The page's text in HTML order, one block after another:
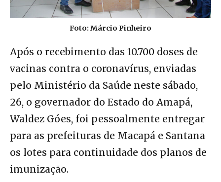
Foto: Márcio Pinheiro
Após o recebimento das 10.700 doses de
vacinas contra o coronavírus, enviadas
pelo Ministério da Saúde neste sábado,
26, o governador do Estado do Amapá,
Waldez Góes, foi pessoalmente entregar
para as prefeituras de Macapá e Santana
os lotes para continuidade dos planos de
imunização.